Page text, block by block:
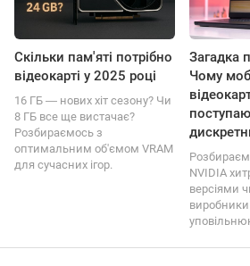
Скільки пам'яті потрібно
відеокарті у 2025 році
16 ГБ ― нових хіт сезону? Чи
8 ГБ все ще вистачає?
Розбираємось з
оптимальним об'ємом VRAM
для сучасних ігор.
Загадка
Чому
NVIDIA
версіями
виробники